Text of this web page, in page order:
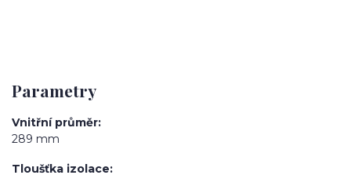
Parametry
Vnitřní průměr
289 mm
Tloušťka izolace